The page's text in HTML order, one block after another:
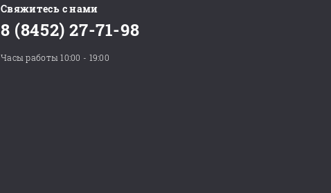
Свяжитесь с нами
8 (8452) 27-71-98
Часы работы 10:00 - 19:00